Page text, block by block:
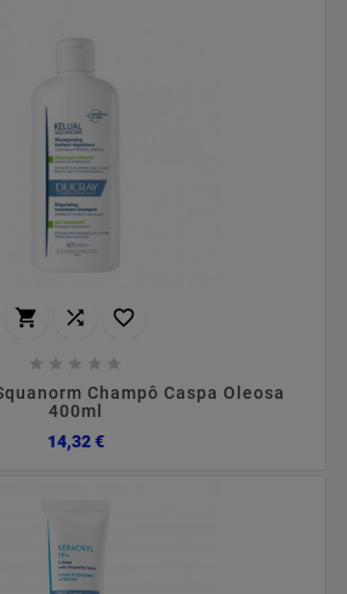
  
    
Champô Caspa Oleosa
400ml
14,32 €Preço